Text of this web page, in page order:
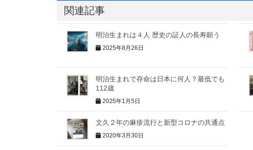
関連記事
明治生まれは４人 歴史の証人の長寿願う
2025年8月26日
明治生まれで存命は日本に何人？最低でも
112歳
2025年1月5日
文久２年の麻疹流行と新型コロナの共通点
2020年3月30日